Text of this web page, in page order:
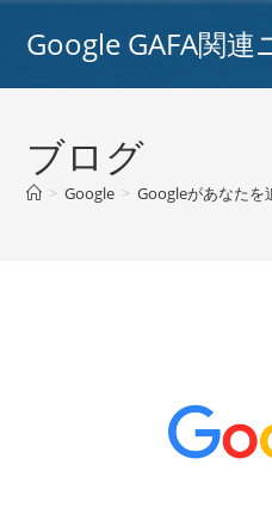
Google GAFA関連
ブログ
> Google > Googleがあなたを